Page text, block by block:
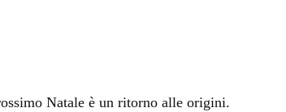
Natale è un ritorno alle origini.